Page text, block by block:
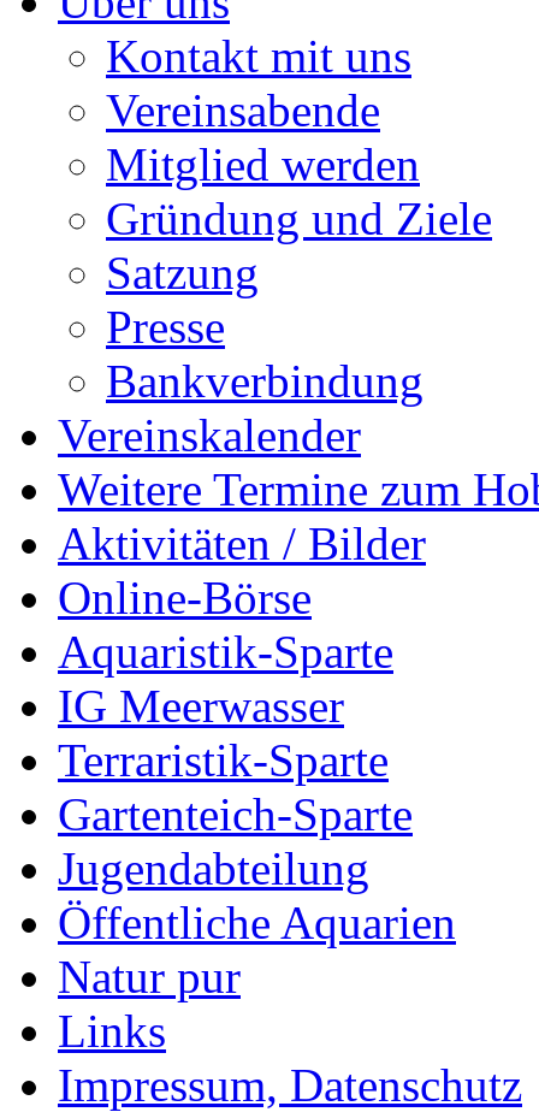
Kontakt mit uns
Vereinsabende
Mitglied werden
Gründung und Ziele
Satzung
Presse
Bankverbindung
Vereinskalender
Weitere Termine zum
Aktivitäten / Bilder
Online-Börse
Aquaristik-Sparte
IG Meerwasser
Terraristik-Sparte
Gartenteich-Sparte
Jugendabteilung
Öffentliche Aquarien
Natur pur
Links
Impressum, Datenschutz